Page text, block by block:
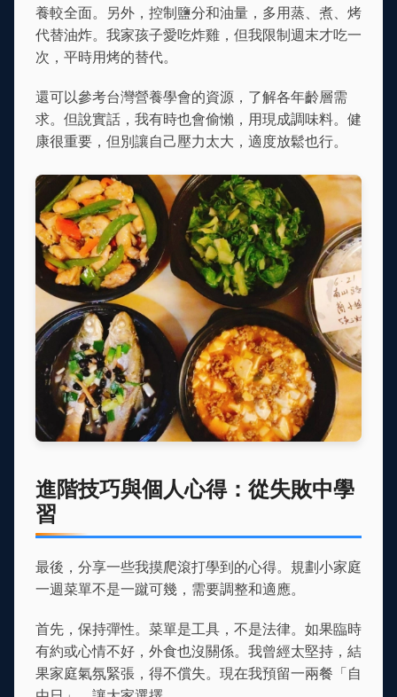
養較全面。另外，控制鹽分和油量，多用蒸、煮、烤
代替油炸。我家孩子愛吃炸雞，但我限制週末才吃一
次，平時用烤的替代。
還可以參考台灣營養學會的資源，了解各年齡層需
求。但說實話，我有時也會偷懶，用現成調味料。健
康很重要，但別讓自己壓力太大，適度放鬆也行。
進階技巧與個人心得：從失敗中學
習
最後，分享一些我摸爬滾打學到的心得。規劃小家庭
一週菜單不是一蹴可幾，需要調整和適應。
首先，保持彈性。菜單是工具，不是法律。如果臨時
有約或心情不好，外食也沒關係。我曾經太堅持，結
果家庭氣氛緊張，得不償失。現在我預留一兩餐「自